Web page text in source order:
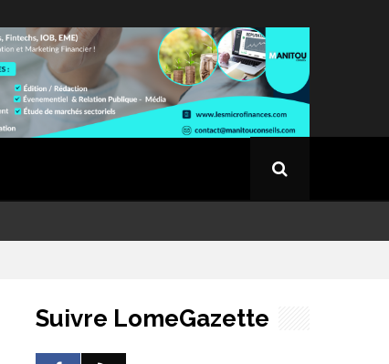
Suivre LomeGazette